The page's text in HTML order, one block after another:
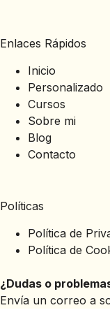
Enlaces Rápidos
Inicio
Personalizado
Cursos
Sobre mi
Blog
Contacto
Políticas
Política de
Política de
¿Dudas o
Envía un correo a